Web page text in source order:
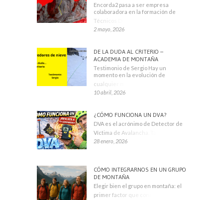
Encorda2 pasa a ser empresa
colaboradora en la formación de
Técnicos Deportivos
2 mayo, 2026
DE LA DUDA AL CRITERIO –
ACADEMIA DE MONTAÑA
Testimonio de Sergio Hay un
momento en la evolución de
cualquier montañero
10 abril, 2026
¿CÓMO FUNCIONA UN DVA?
DVA es el acrónimo de Detector de
Víctima de Avalancha. También se
28 enero, 2026
CÓMO INTEGRARNOS EN UN GRUPO
DE MONTAÑA
Elegir bien el grupo en montaña: el
primer factor que condiciona tu